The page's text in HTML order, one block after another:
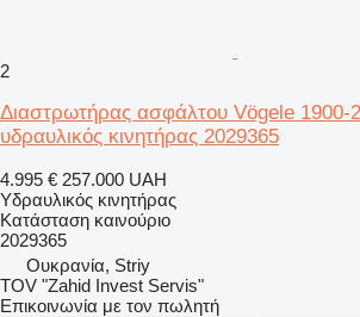
2
Διαστρωτήρας ασφάλτου Vögele 1900-
υδραυλικός κινητήρας 2029365
4.995 € 257.000 UAH
Υδραυλικός κινητήρας
Κατάσταση καινούριο
2029365
Ουκρανία, Striy
TOV "Zahid Invest Servis"
Επικοινωνία με τον πωλητή